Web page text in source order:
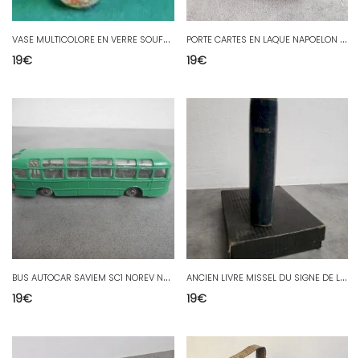
V
ASE MULTICOLORE EN VERRE SOUFFLE
19€
P
ORTE CARTES EN LAQUE NAPOELON III DU XIX ème SIECLE
19€
B
US AUTOCAR SAVIEM SC1 NOREV N528
19€
A
NCIEN LIVRE MISSEL DU SIGNE DE LA CROIX N 274 N° 2
19€